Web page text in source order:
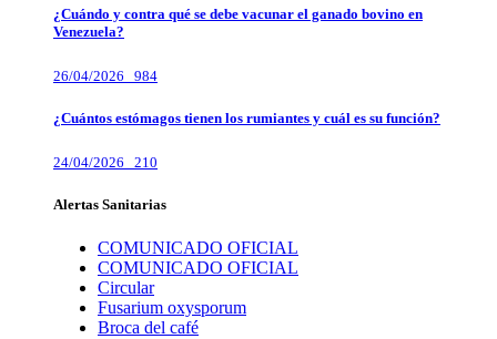
¿Cuándo y contra qué se debe vacunar el ganado bovino en
Venezuela?
26/04/2026 984
¿Cuántos estómagos tienen los rumiantes y cuál es su función?
24/04/2026 210
Alertas Sanitarias
COMUNICADO OFICIAL
COMUNICADO OFICIAL
Circular
Fusarium oxysporum
Broca del café